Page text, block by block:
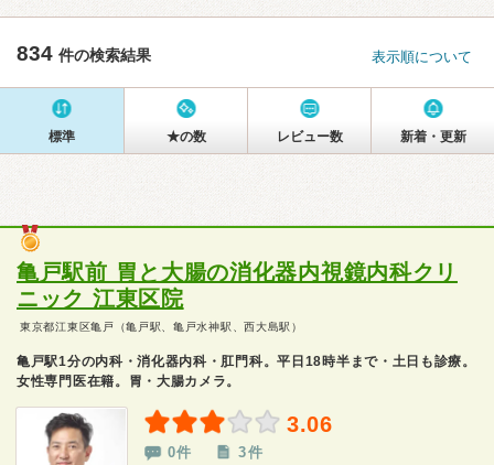
834 件の検索結果 表示順について
標準 ★の数 レビュー数 新着・更新
亀戸駅前 胃と大腸の消化器内視鏡内科クリ
ニック 江東区院
東京都江東区亀戸（亀戸駅、亀戸水神駅、西大島駅）
亀戸駅1分の内科・消化器内科・肛門科。平日18時半まで・土日も診療。
女性専門医在籍。胃・大腸カメラ。
3.06
0件 3件